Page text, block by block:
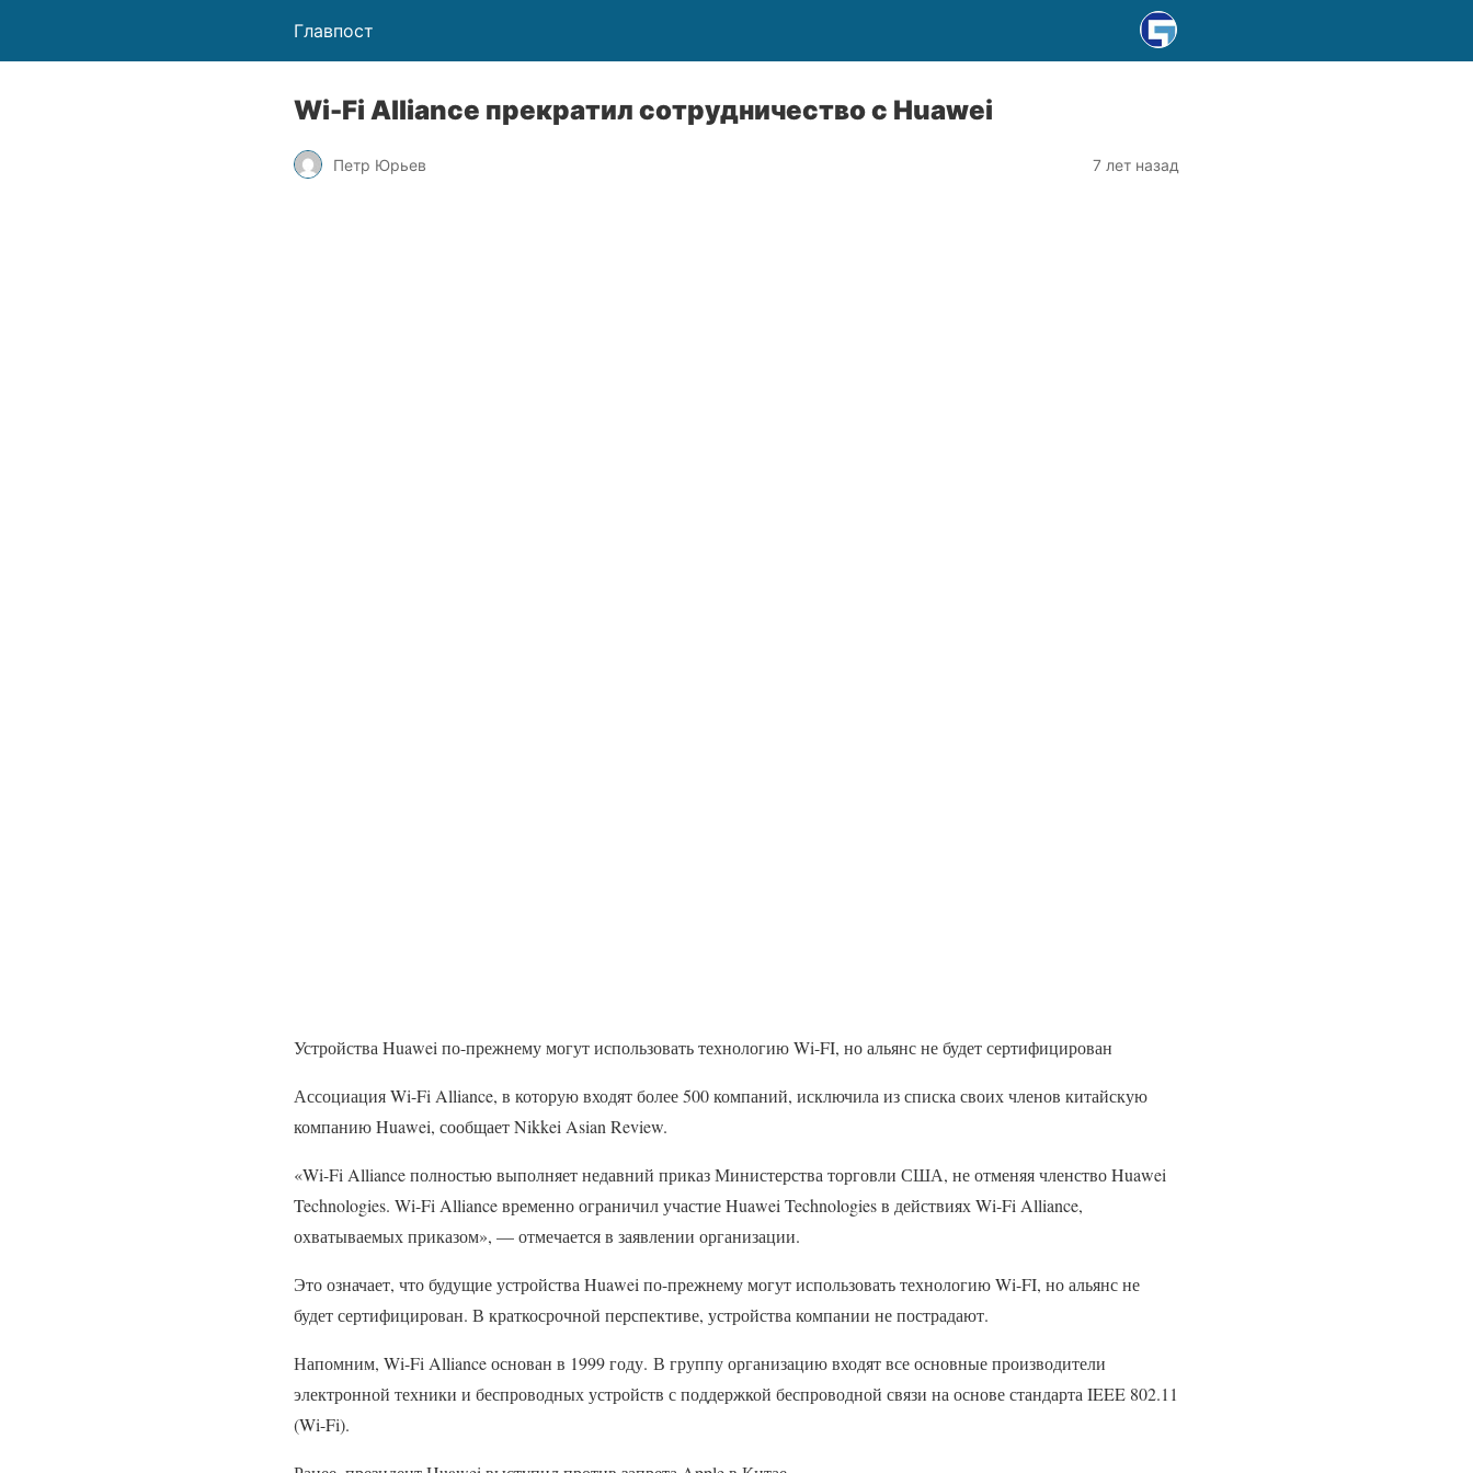
Главпост
Wi-Fi Alliance прекратил сотрудничество с Huawei
Петр Юрьев 7 лет назад
Устройства Huawei по-прежнему могут использовать технологию Wi-FI, но альянс не будет сертифицирован
Ассоциация Wi-Fi Alliance, в которую входят более 500 компаний, исключила из списка своих членов китайскую
компанию Huawei, сообщает Nikkei Asian Review.
«Wi-Fi Alliance полностью выполняет недавний приказ Министерства торговли США, не отменяя членство Huawei
Technologies. Wi-Fi Alliance временно ограничил участие Huawei Technologies в действиях Wi-Fi Alliance,
охватываемых приказом», — отмечается в заявлении организации.
Это означает, что будущие устройства Huawei по-прежнему могут использовать технологию Wi-FI, но альянс не
будет сертифицирован. В краткосрочной перспективе, устройства компании не пострадают.
Напомним, Wi-Fi Alliance основан в 1999 году. В группу организацию входят все основные производители
электронной техники и беспроводных устройств с поддержкой беспроводной связи на основе стандарта IEEE 802.11
(Wi-Fi).